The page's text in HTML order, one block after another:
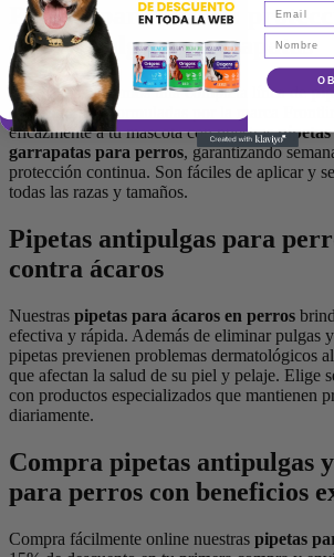
Pipetas para perros:
contra pulgas y garrapatas
En Origens tenemos una completa línea de
especialmente formuladas por la marca
eficazmente a tu mascota con nuestras
garrapatas para perros, garantizando
protección continua. Son fáciles de aplicar y
todas las razas y tamaños.
Pipetas antipulgas para
contra ácaros
Nuestras pipetas para ácaros en perros
efectiva y rápida. Además de eliminar pulgas y
pipetas previenen problemas dermatológicos
que afectan la salud de su piel y pelaje. Elige
con productos especializados que mantienen
diariamente.
Compra pipetas antipulgas
para perros con beneficios
Compra fácilmente online nuestras pipetas